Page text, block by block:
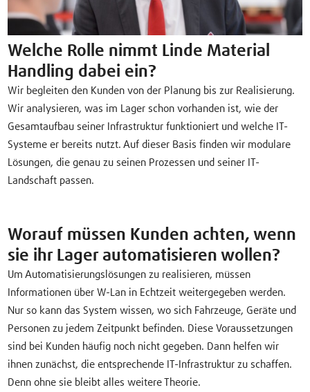
Welche Rolle nimmt Linde Material
Handling dabei ein?
Wir begleiten den Kunden von der Planung bis zur Realisierung.
Wir analysieren, was im Lager schon vorhanden ist, wie der
Gesamtaufbau seiner Infrastruktur funktioniert und welche IT-
Systeme er bereits nutzt. Auf dieser Basis finden wir modulare
Lösungen, die genau zu seinen Prozessen und seiner IT-
Landschaft passen.
Worauf müssen Kunden achten, wenn
sie ihr Lager automatisieren wollen?
Um Automatisierungslösungen zu realisieren, müssen
Informationen über W-Lan in Echtzeit weitergegeben werden.
Nur so kann das System wissen, wo sich Fahrzeuge, Geräte und
Personen zu jedem Zeitpunkt befinden. Diese Voraussetzungen
sind bei Kunden häufig noch nicht gegeben. Dann helfen wir
ihnen zunächst, die entsprechende IT-Infrastruktur zu schaffen.
Denn ohne sie bleibt alles weitere Theorie.